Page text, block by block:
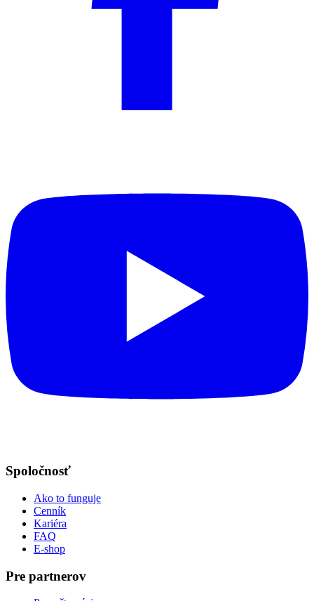
Spoločnosť
Ako to funguje
Cenník
Kariéra
FAQ
E-shop
Pre partnerov